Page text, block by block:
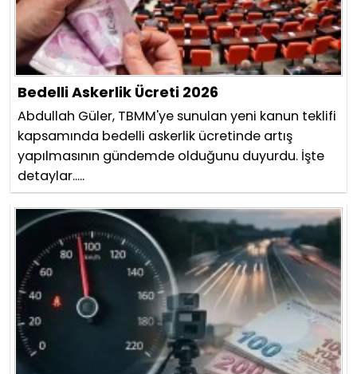
Bedelli Askerlik Ücreti 2026
Abdullah Güler, TBMM'ye sunulan yeni kanun teklifi
kapsamında bedelli askerlik ücretinde artış
yapılmasının gündemde olduğunu duyurdu. İşte
detaylar.....